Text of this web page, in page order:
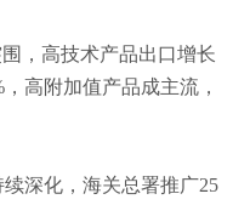
，高技术产品出口增长
高附加值产品成主流，
深化，海关总署推广25